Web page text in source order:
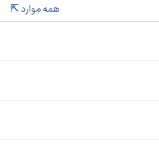
همه موارد